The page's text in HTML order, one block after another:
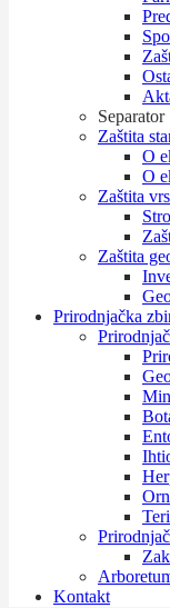
Separator
Zaštita
O
O
Zaštita
Zaštita
Prirodnjačka
Kontakt